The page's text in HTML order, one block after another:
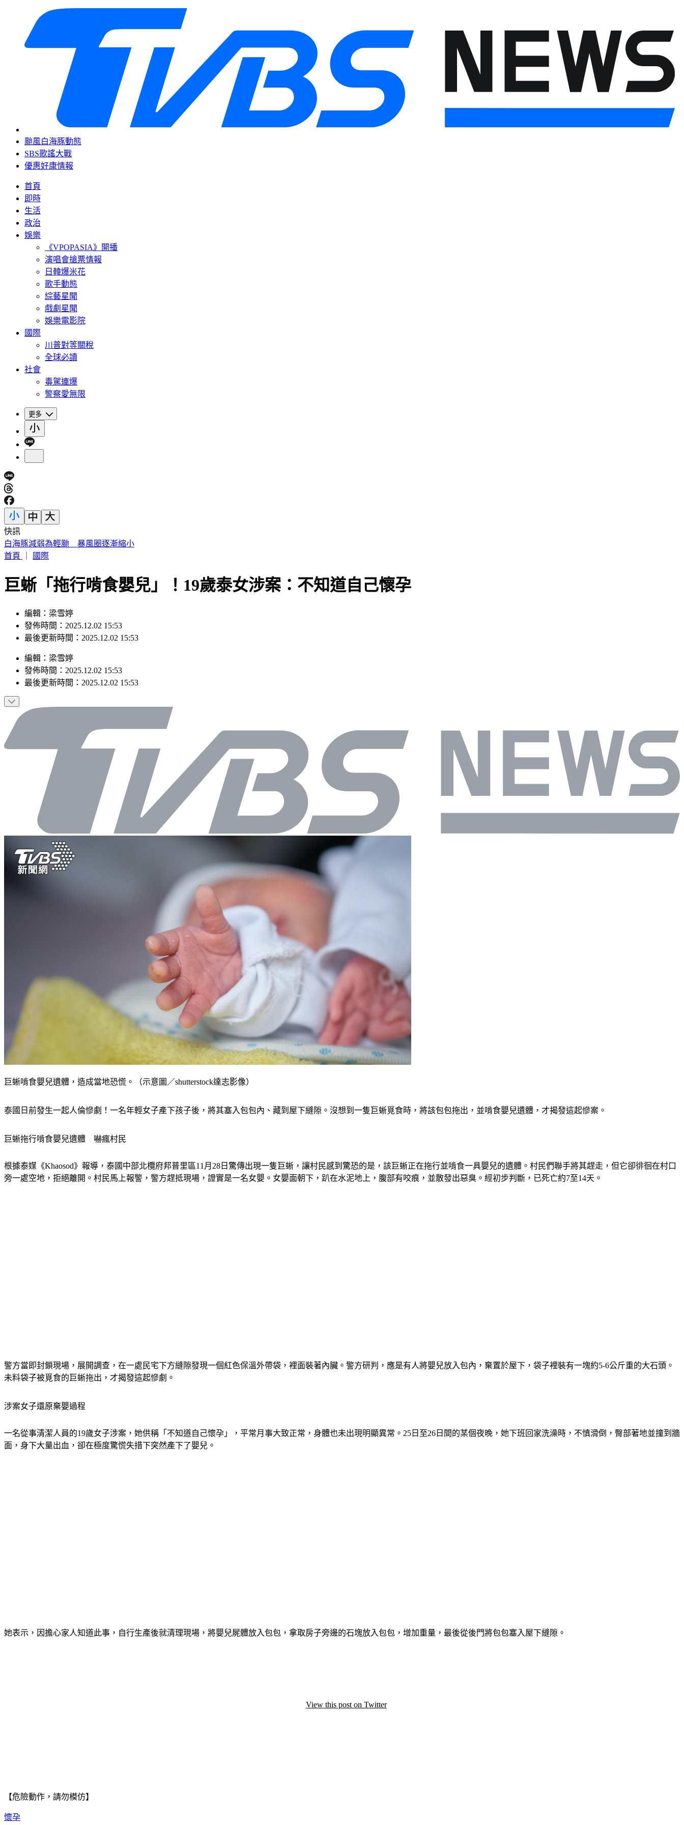
颱風白海豚動態
SBS歌謠大戰
優惠好康情報
首頁
即時
生活
政治
娛樂
《VPOPASIA》開播
演唱會搶票情報
日韓爆米花
歌手動態
綜藝星聞
戲劇星聞
娛樂電影院
國際
川普對等關稅
全球必讀
社會
毒駕連爆
警察愛無限
更多
快訊
白海豚減弱為輕颱 暴風圈逐漸縮小
首頁
國際
巨蜥「拖行啃食嬰兒」！19歲泰女涉案：不知道自己懷孕
編輯：梁雪婷
發佈時間：2025.12.02 15:53
最後更新時間：2025.12.02 15:53
編輯 ： 梁雪婷
發佈時間： 2025.12.02 15:53
最後更新時間： 2025.12.02 15:53
巨蜥啃食嬰兒遺體，造成當地恐慌。（示意圖／shutterstock達志影像）
泰國日前發生一起人倫慘劇！一名年輕女子產下孩子後，將其塞入包包內、藏到屋下縫隙。沒想到一隻巨蜥覓食時，將該包包拖出，並啃食嬰兒遺體，才揭發這起慘案。
巨蜥拖行啃食嬰兒遺體　嚇瘋村民
根據泰媒《Khaosod》報導，泰國中部北欖府邦普里區11月28日驚傳出現一隻巨蜥，讓村民感到驚恐的是，該巨蜥正在拖行並啃食一具嬰兒的遺體。村民們聯手將其趕走，但它卻徘徊在村口
旁一處空地，拒絕離開。村民馬上報警，警方趕抵現場，證實是一名女嬰。女嬰面朝下，趴在水泥地上，腹部有咬痕，並散發出惡臭。經初步判斷，已死亡約7至14天。
警方當即封鎖現場，展開調查，在一處民宅下方縫隙發現一個紅色保溫外帶袋，裡面裝著內臟。警方研判，應是有人將嬰兒放入包內，棄置於屋下，袋子裡裝有一塊約5-6公斤重的大石頭。
未料袋子被覓食的巨蜥拖出，才揭發這起慘劇。
涉案女子還原棄嬰過程
一名從事清潔人員的19歲女子涉案，她供稱「不知道自己懷孕」，平常月事大致正常，身體也未出現明顯異常。25日至26日間的某個夜晚，她下班回家洗澡時，不慎滑倒，臀部著地並撞到牆
面，身下大量出血，卻在極度驚慌失措下突然產下了嬰兒。
她表示，因擔心家人知道此事，自行生產後就清理現場，將嬰兒屍體放入包包，拿取房子旁邊的石塊放入包包，增加重量，最後從後門將包包塞入屋下縫隙。
View this post on Twitter
【危險動作，請勿模仿】
懷孕